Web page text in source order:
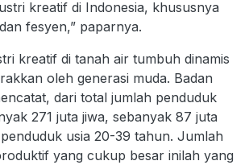
kreatif di Indonesia, khususnya
fesyen,” paparnya.
kreatif di tanah air tumbuh dinamis
oleh generasi muda. Badan
dari total jumlah penduduk
271 juta jiwa, sebanyak 87 juta
usia 20-39 tahun. Jumlah
yang cukup besar inilah yang